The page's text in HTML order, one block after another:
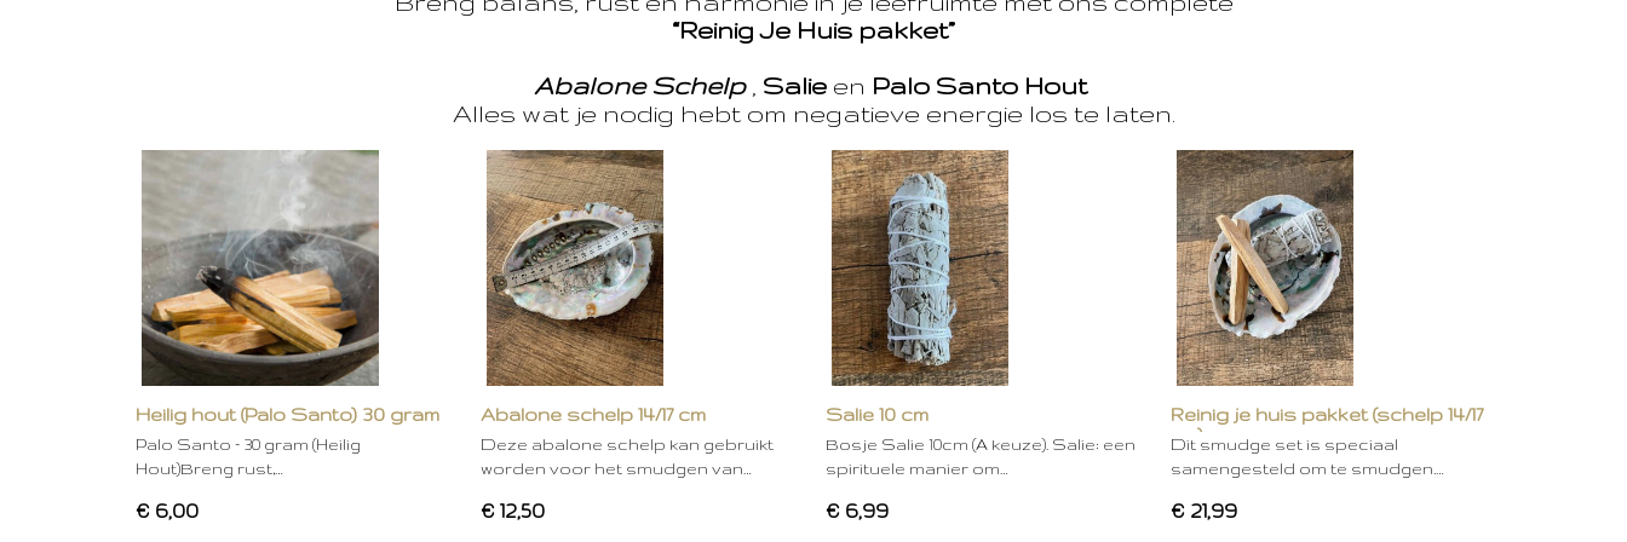
“Reinig Je Huis pakket”
Abalone Schelp, Salie en Palo Santo Hout
Alles wat je nodig hebt om negatieve energie los te laten.
Heilig hout (Palo Santo) 30 gram
Palo Santo – 30 gram (Heilig
Hout)Breng rust,…
€ 6,00
Abalone schelp 14/17 cm
Deze abalone schelp kan gebruikt
worden voor het smudgen van…
€ 12,50
Salie 10 cm
Bosje Salie 10cm (A keuze). Salie: een
spirituele manier om…
€ 6,99
Reinig je huis pakket (schelp 14/17
cm)
Dit smudge set is speciaal
samengesteld om te smudgen.…
€ 21,99